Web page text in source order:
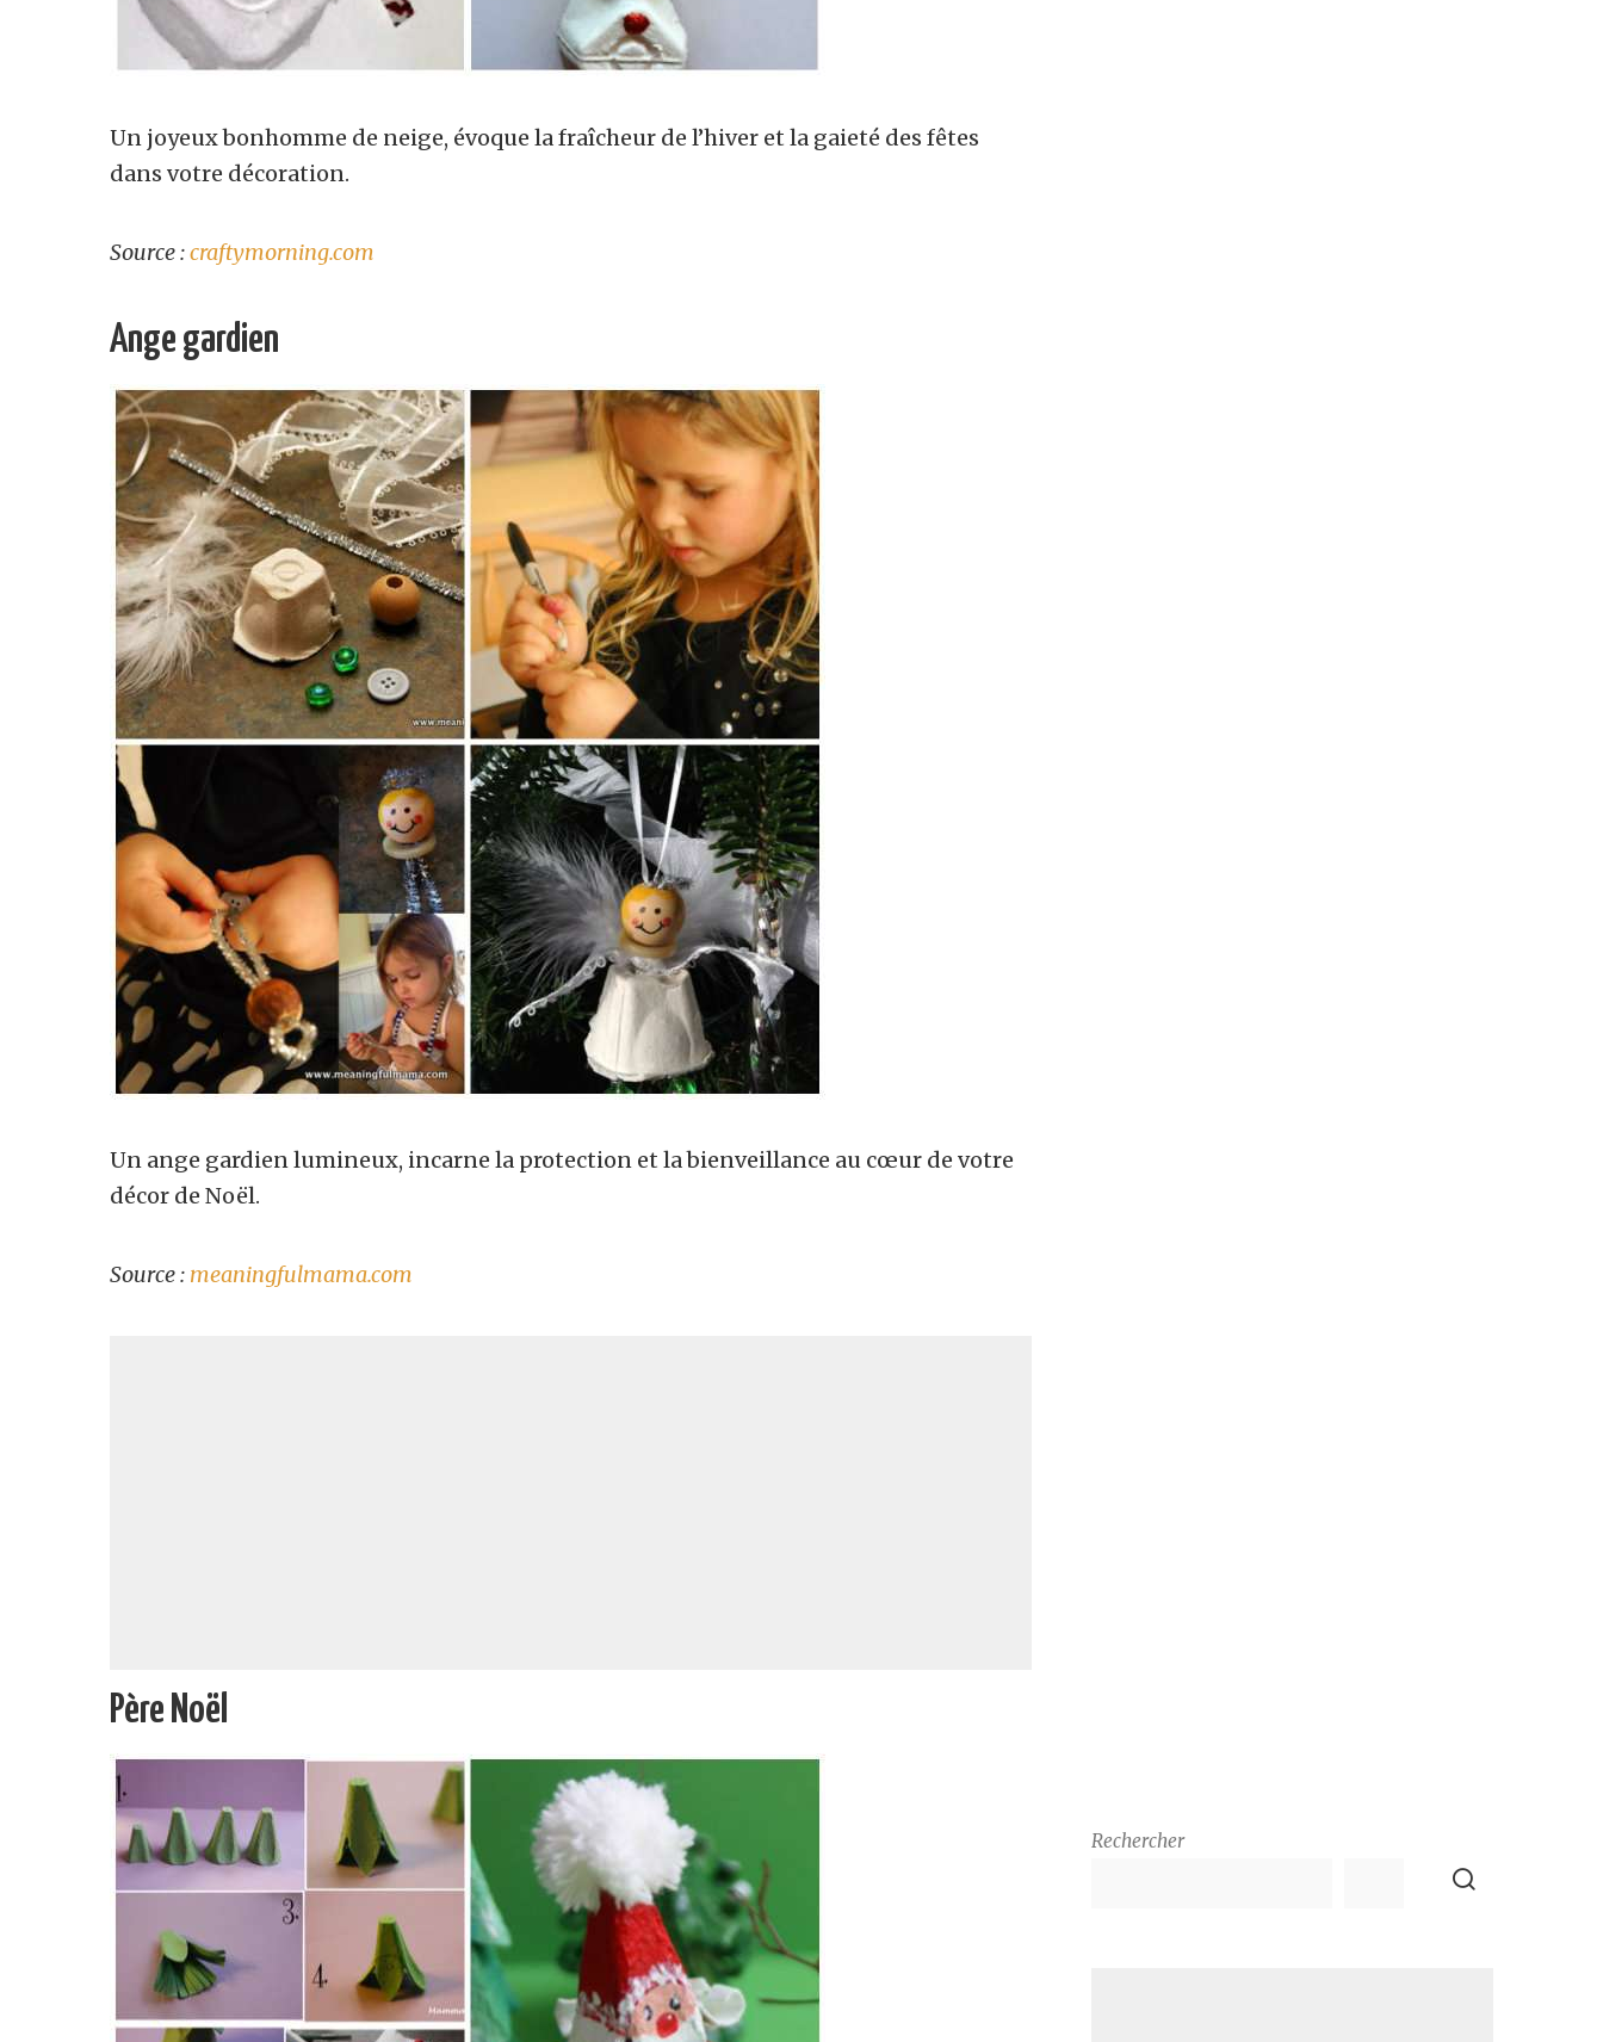
Un joyeux bonhomme de neige, évoque la fraîcheur de l’hiver et la gaieté des fêtes
dans votre décoration.
Source :craftymorning.com
Ange gardien
Un ange gardien lumineux, incarne la protection et la bienveillance au cœur de votre
décor de Noël.
Source : meaningfulmama.com
Père Noël
Rechercher